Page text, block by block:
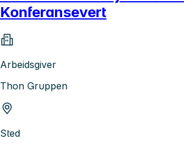
Konferansevert
Arbeidsgiver
Thon Gruppen
Sted